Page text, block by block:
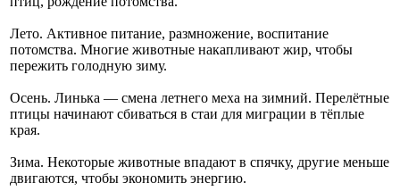
Лето. Активное питание, размножение, воспитание
потомства. Многие животные накапливают жир, чтобы
пережить голодную зиму.
Осень. Линька — смена летнего меха на зимний. Перелётные
птицы начинают сбиваться в стаи для миграции в тёплые
края.
Зима. Некоторые животные впадают в спячку, другие меньше
двигаются, чтобы экономить энергию.